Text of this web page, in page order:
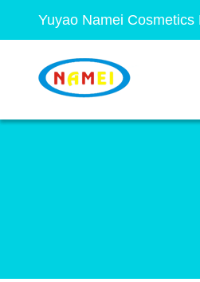
Yuyao Namei Cosmetics